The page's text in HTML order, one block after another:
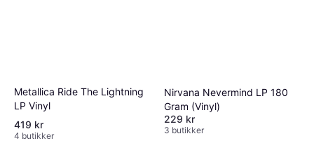
Metallica Ride The Lightning
LP Vinyl
419 kr
4 butikker
Nirvana Nevermind LP 180
Gram (Vinyl)
229 kr
3 butikker